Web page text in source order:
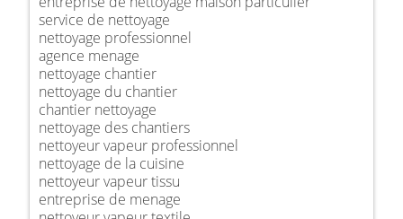
service de nettoyage
nettoyage professionnel
agence menage
nettoyage chantier
nettoyage du chantier
chantier nettoyage
nettoyage des chantiers
nettoyeur vapeur professionnel
nettoyage de la cuisine
nettoyeur vapeur tissu
entreprise de menage